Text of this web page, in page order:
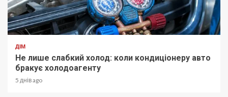
ДІМ
Не лише слабкий холод: коли кондиціонеру авто
бракує холодоагенту
5 днів ago